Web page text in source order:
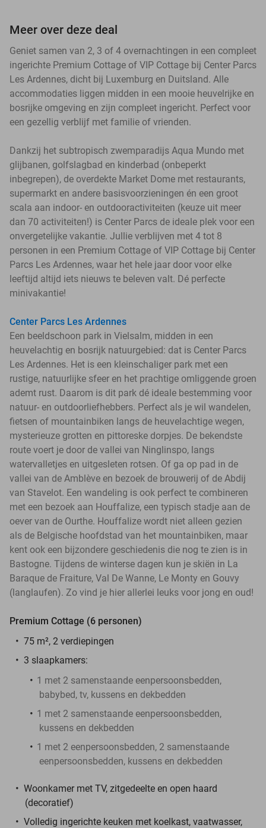
Meer over deze deal
Geniet samen van 2, 3 of 4 overnachtingen in een compleet
ingerichte Premium Cottage of VIP Cottage bij Center Parcs
Les Ardennes, dicht bij Luxemburg en Duitsland. Alle
accommodaties liggen midden in een mooie heuvelrijke en
bosrijke omgeving en zijn compleet ingericht. Perfect voor
een gezellig verblijf met familie of vrienden.
Dankzij het subtropisch zwemparadijs Aqua Mundo met
glijbanen, golfslagbad en kinderbad (onbeperkt
inbegrepen), de overdekte Market Dome met restaurants,
supermarkt en andere basisvoorzieningen én een groot
scala aan indoor- en outdooractiviteiten (keuze uit meer
dan 70 activiteiten!) is Center Parcs de ideale plek voor een
onvergetelijke vakantie. Jullie verblijven met 4 tot 8
personen in een Premium Cottage of VIP Cottage bij Center
Parcs Les Ardennes, waar het hele jaar door voor elke
leeftijd altijd iets nieuws te beleven valt. Dé perfecte
minivakantie!
Center Parcs Les Ardennes
Een beeldschoon park in Vielsalm, midden in een
heuvelachtig en bosrijk natuurgebied: dat is Center Parcs
Les Ardennes. Het is een kleinschaliger park met een
rustige, natuurlijke sfeer en het prachtige omliggende groen
ademt rust. Daarom is dit park dé ideale bestemming voor
natuur- en outdoorliefhebbers. Perfect als je wil wandelen,
fietsen of mountainbiken langs de heuvelachtige wegen,
mysterieuze grotten en pittoreske dorpjes. De bekendste
route voert je door de vallei van Ninglinspo, langs
watervalletjes en uitgesleten rotsen. Of ga op pad in de
vallei van de Amblève en bezoek de brouwerij of de Abdij
van Stavelot. Een wandeling is ook perfect te combineren
met een bezoek aan Houffalize, een typisch stadje aan de
oever van de Ourthe. Houffalize wordt niet alleen gezien
als de Belgische hoofdstad van het mountainbiken, maar
kent ook een bijzondere geschiedenis die nog te zien is in
Bastogne. Tijdens de winterse dagen kun je skiën in La
Baraque de Fraiture, Val De Wanne, Le Monty en Gouvy
(langlaufen). Zo vind je hier allerlei leuks voor jong en oud!
Premium Cottage (6 personen)
75 m², 2 verdiepingen
3 slaapkamers:
1 met 2 samenstaande eenpersoonsbedden,
babybed, tv, kussens en dekbedden
1 met 2 samenstaande eenpersoonsbedden,
kussens en dekbedden
1 met 2 eenpersoonsbedden, 2 samenstaande
eenpersoonsbedden, kussens en dekbedden
Woonkamer met TV, zitgedeelte en open haard
(decoratief)
Volledig ingerichte keuken met koelkast, vaatwasser,